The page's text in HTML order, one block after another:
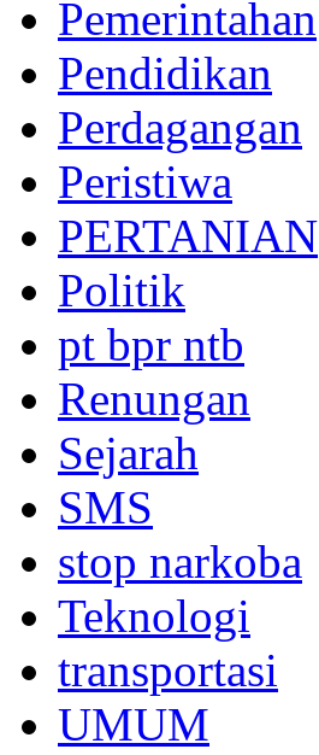
Pemerintahan
Pendidikan
Perdagangan
Peristiwa
PERTANIAN
Politik
pt bpr ntb
Renungan
Sejarah
SMS
stop narkoba
Teknologi
transportasi
UMUM